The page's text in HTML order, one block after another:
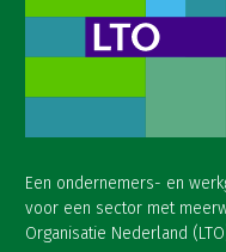
Een ondernemers- en
voor een sector met
Organisatie Nederland